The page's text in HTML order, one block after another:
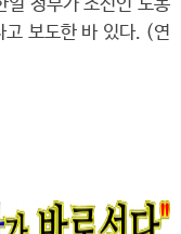
일 정부가 조선인 노동
고 보도한 바 있다. (연